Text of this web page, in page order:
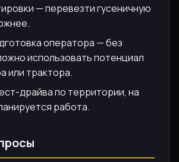
— перевезти гусеничную
оператора — без
использовать потенциал
или трактора.
драйва по территории, на
работа.